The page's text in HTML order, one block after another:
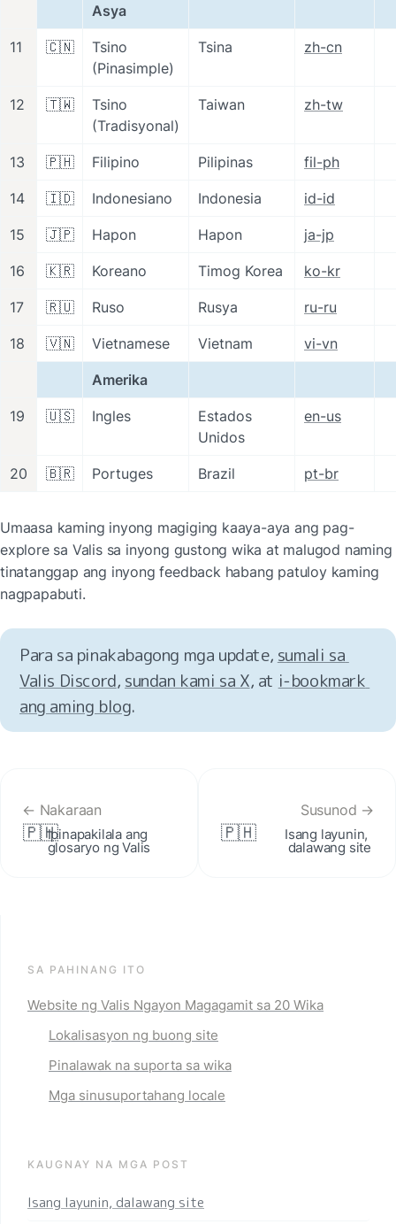
Asya
11 🇨🇳
Tsino
(Pinasimple)
Tsina zh-cn
12 🇹🇼
Tsino
(Tradisyonal)
Taiwan zh-tw
13 🇵🇭 Filipino Pilipinas fil-ph
14 🇮🇩 Indonesiano Indonesia id-id
15 🇯🇵 Hapon Hapon ja-jp
16 🇰🇷 Koreano Timog Korea ko-kr
17 🇷🇺 Ruso Rusya ru-ru
18 🇻🇳 Vietnamese Vietnam vi-vn
Amerika
19 🇺🇸 Ingles
Estados
Unidos
en-us
20 🇧🇷 Portuges Brazil pt-br
Umaasa kaming inyong magiging kaaya-aya ang pag-
explore sa Valis sa inyong gustong wika at malugod naming
tinatanggap ang inyong feedback habang patuloy kaming
nagpapabuti.
Para sa pinakabagong mga update, sumali sa
Valis Discord, sundan kami sa X, at i‑bookmark
ang aming blog.
← Nakaraan
🇵🇭Ipinapakilala ang
glosaryo ng Valis
Susunod →
🇵🇭 Isang layunin,
dalawang site
SA PAHINANG ITO
Website ng Valis Ngayon Magagamit sa 20 Wika
Lokalisasyon ng buong site
Pinalawak na suporta sa wika
Mga sinusuportahang locale
KAUGNAY NA MGA POST
Isang layunin, dalawang site